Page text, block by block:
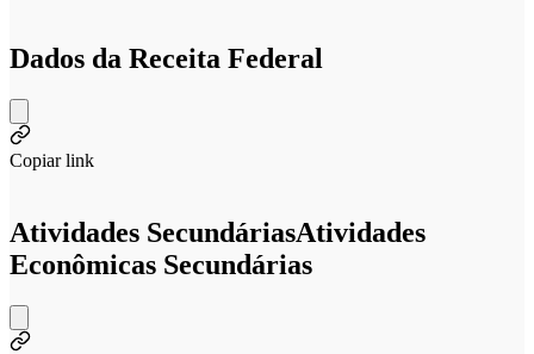
Dados da Receita Federal
Copiar link
Atividades SecundáriasAtividades
Econômicas Secundárias